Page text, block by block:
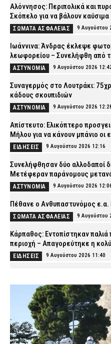
Αλόννησος: Περιπολικά και
Σκόπελο για να βάλουν
ΣΩΜΑΤΑ ΑΣΦΑΛΕΙΑΣ 9 Αυγούστου
Ιωάννινα: Άνδρας έκλεψε
λεωφορείου – Συνελήφθη από
ΑΣΤΥΝΟΜΙΑ 9 Αυγούστου 2026
Συναγερμός στο Λουτράκι:
κάδους σκουπιδιών
ΑΣΤΥΝΟΜΙΑ 9 Αυγούστου 2026
Απίστευτο: Ελικόπτερο
Μήλου για να κάνουν μπάνιο οι
ΕΙΔΗΣΕΙΣ 9 Αυγούστου 2026 12:16
Συνελήφθησαν δύο αλλοδαποί
Μετέφεραν παράνομους
ΑΣΤΥΝΟΜΙΑ 9 Αυγούστου 2026
Πέθανε ο Ανθυπαστυνόμος
ΣΩΜΑΤΑ ΑΣΦΑΛΕΙΑΣ 9 Αυγούστου
Κάρπαθος: Εντοπίστηκαν
περιοχή – Απαγορεύτηκε η
ΕΙΔΗΣΕΙΣ 9 Αυγούστου 2026 11:40
ναυαγοσώστης στο beach bar –
επιχείρησης
ΑΣΤΥΝΟΜΙΑ 9 Αυγούστου 2026
Θεσσαλονίκη: «Σαφάρι» της
τροχονομικές παραβάσεις –